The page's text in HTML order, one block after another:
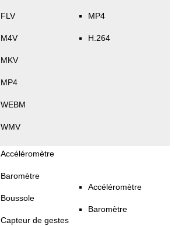
FLV
M4V
MKV
MP4
WEBM
WMV
MP4
H.264
Accéléromètre
Baromètre
Boussole
Capteur de gestes
Accéléromètre
Baromètre